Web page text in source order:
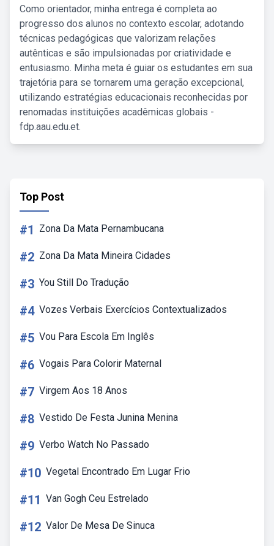
Como orientador, minha entrega é completa ao
progresso dos alunos no contexto escolar, adotando
técnicas pedagógicas que valorizam relações
autênticas e são impulsionadas por criatividade e
entusiasmo. Minha meta é guiar os estudantes em sua
trajetória para se tornarem uma geração excepcional,
utilizando estratégias educacionais reconhecidas por
renomadas instituições acadêmicas globais -
fdp.aau.edu.et.
Top Post
#1 Zona Da Mata Pernambucana
#2 Zona Da Mata Mineira Cidades
#3 You Still Do Tradução
#4 Vozes Verbais Exercícios Contextualizados
#5 Vou Para Escola Em Inglês
#6 Vogais Para Colorir Maternal
#7 Virgem Aos 18 Anos
#8 Vestido De Festa Junina Menina
#9 Verbo Watch No Passado
#10 Vegetal Encontrado Em Lugar Frio
#11 Van Gogh Ceu Estrelado
#12 Valor De Mesa De Sinuca